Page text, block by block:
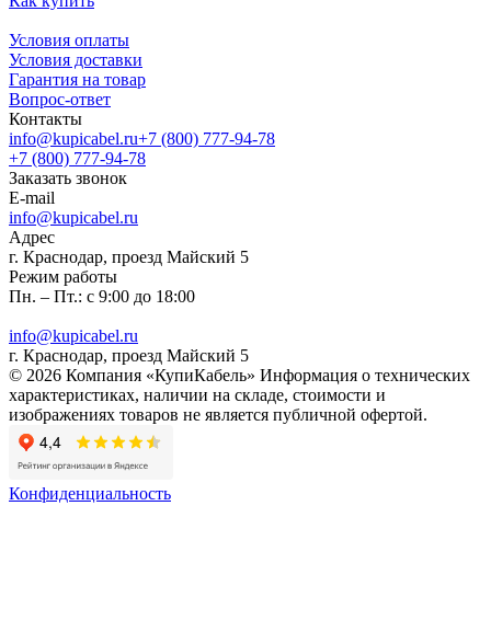
Условия оплаты
Условия доставки
Гарантия на товар
Вопрос-ответ
Контакты
info@kupicabel.ru+7 (800) 777-94-78
+7 (800) 777-94-78
Заказать звонок
E-mail
info@kupicabel.ru
Адрес
г. Краснодар, проезд Майский 5
Режим работы
Пн. – Пт.: с 9:00 до 18:00
info@kupicabel.ru
г. Краснодар, проезд Майский 5
© 2026 Компания «КупиКабель» Информация о технических
характеристиках, наличии на складе, стоимости и
изображениях товаров не является публичной офертой.
Конфиденциальность